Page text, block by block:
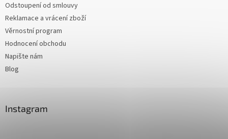
Odstoupení od smlouvy
Reklamace a vrácení zboží
Věrnostní program
Hodnocení obchodu
Napište nám
Blog
Instagram